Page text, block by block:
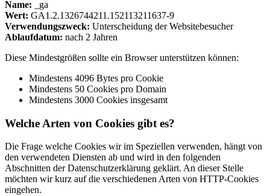
Name: _ga
Wert: GA1.2.1326744211.152113211637-9
Verwendungszweck: Unterscheidung der Websitebesucher
Ablaufdatum: nach 2 Jahren
Diese Mindestgrößen sollte ein Browser unterstützen können:
Mindestens 4096 Bytes pro Cookie
Mindestens 50 Cookies pro Domain
Mindestens 3000 Cookies insgesamt
Welche Arten von Cookies gibt es?
Die Frage welche Cookies wir im Speziellen verwenden, hängt von
den verwendeten Diensten ab und wird in den folgenden
Abschnitten der Datenschutzerklärung geklärt. An dieser Stelle
möchten wir kurz auf die verschiedenen Arten von HTTP-Cookies
eingehen.